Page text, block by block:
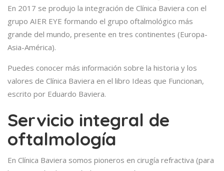
En 2017 se produjo la integración de Clínica Baviera con el
grupo AIER EYE formando el grupo oftalmológico más
grande del mundo, presente en tres continentes (Europa-
Asia-América).
Puedes conocer más información sobre la historia y los
valores de Clínica Baviera en el libro Ideas que Funcionan,
escrito por Eduardo Baviera.
Servicio integral de
oftalmología
En Clínica Baviera somos pioneros en cirugía refractiva (para